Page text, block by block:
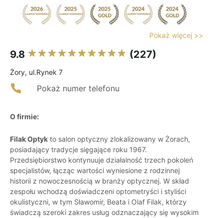
Pokaż więcej >>
9.8 (227)
Żory, ul.Rynek 7
Pokaż numer telefonu
O firmie:
Filak Optyk to salon optyczny zlokalizowany w Żorach,
posiadający tradycje sięgające roku 1967.
Przedsiębiorstwo kontynuuje działalność trzech pokoleń
specjalistów, łącząc wartości wyniesione z rodzinnej
historii z nowoczesnością w branży optycznej. W skład
zespołu wchodzą doświadczeni optometryści i styliści
okulistyczni, w tym Sławomir, Beata i Olaf Filak, którzy
świadczą szeroki zakres usług odznaczający się wysokim